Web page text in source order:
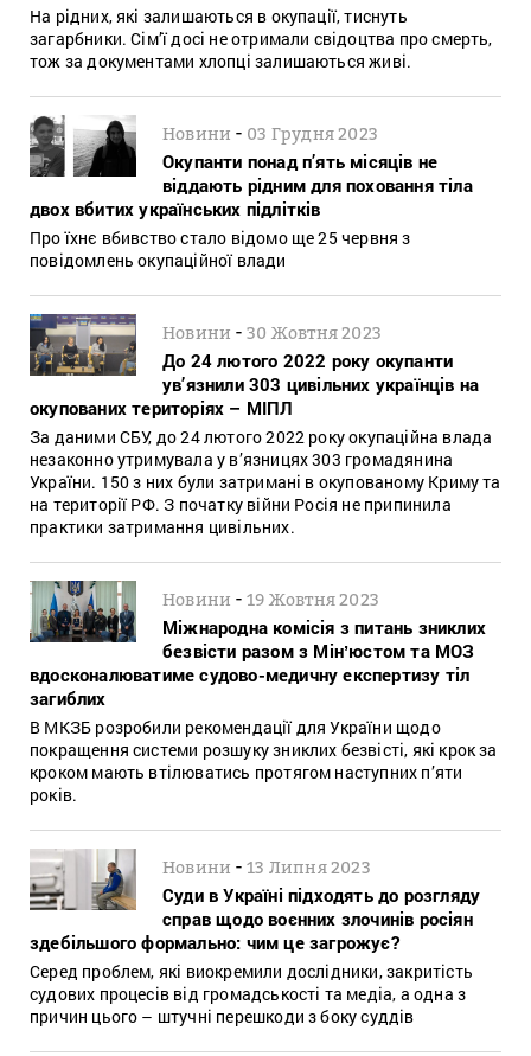
На рідних, які залишаються в окупації, тиснуть
загарбники. Сім’ї досі не отримали свідоцтва про смерть,
тож за документами хлопці залишаються живі.
Новини - 03 Грудня 2023
Окупанти понад п’ять місяців не
віддають рідним для поховання тіла
двох вбитих українських підлітків
Про їхнє вбивство стало відомо ще 25 червня з
повідомлень окупаційної влади
Новини -30 Жовтня 2023
До 24 лютого 2022 року окупанти
ув’язнили 303 цивільних українців на
окупованих територіях – МІПЛ
За даними СБУ, до 24 лютого 2022 року окупаційна влада
незаконно утримувала у в’язницях 303 громадянина
України. 150 з них були затримані в окупованому Криму та
на території РФ. З початку війни Росія не припинила
практики затримання цивільних.
Новини -19 Жовтня 2023
Міжнародна комісія з питань зниклих
безвісти разом з Мінʼюстом та МОЗ
вдосконалюватиме судово-медичну експертизу тіл
загиблих
В МКЗБ розробили рекомендації для України щодо
покращення системи розшуку зниклих безвісті, які крок за
кроком мають втілюватись протягом наступних п’яти
років.
Новини -13 Липня 2023
Суди в Україні підходять до розгляду
справ щодо воєнних злочинів росіян
здебільшого формально: чим це загрожує?
Серед проблем, які виокремили дослідники, закритість
судових процесів від громадськості та медіа, а одна з
причин цього – штучні перешкоди з боку суддів